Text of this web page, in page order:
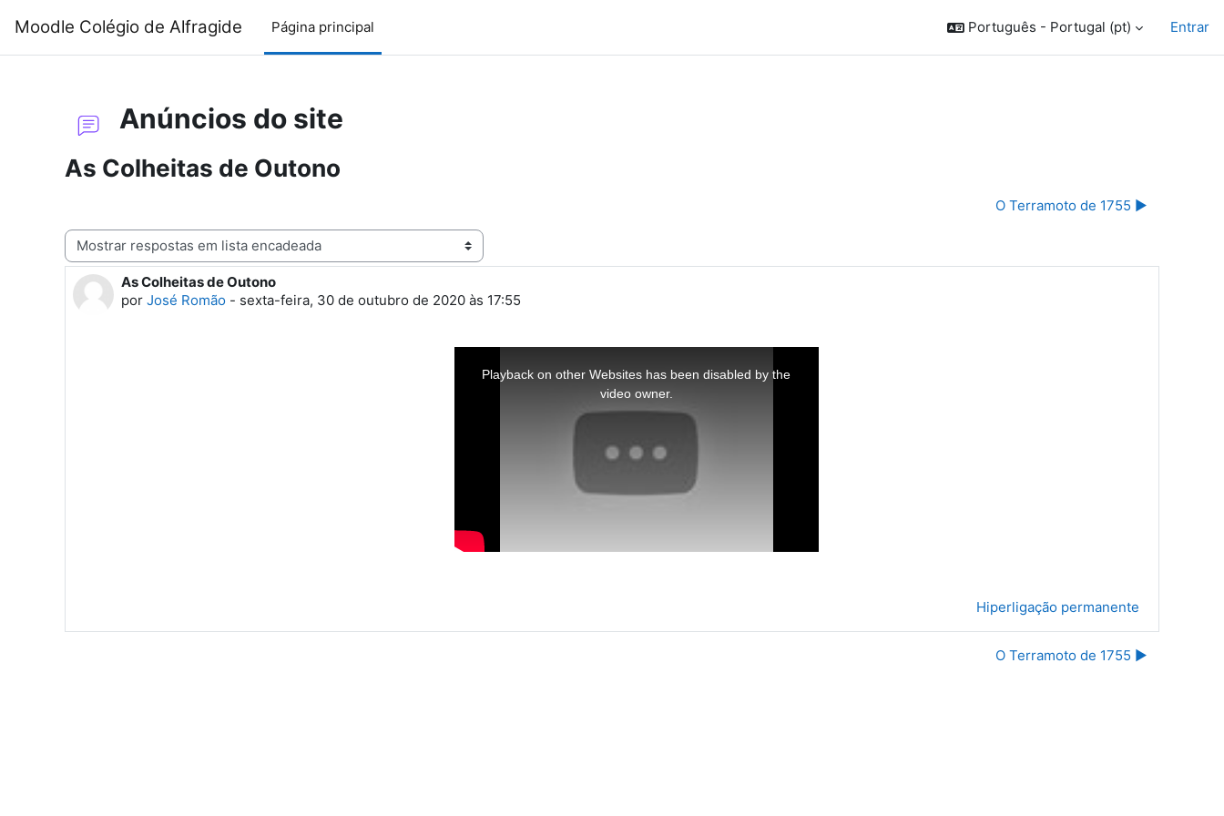
Moodle Colégio de Alfragide Página principal Português - Portugal ‎(pt)‎ Entrar
Anúncios do site
As Colheitas de Outono
O Terramoto de 1755 ▶︎
Modo de visualização
As Colheitas de Outono
por José Romão - sexta-feira, 30 de outubro de 2020 às 17:55
Número de respostas: 0
Playback on other Websites has been disabled by the
video owner.
Hiperligação permanente
O Terramoto de 1755 ▶︎